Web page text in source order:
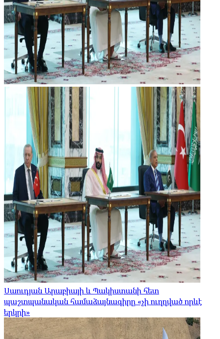
Սաուդյան Արաբիայի և Պակիստանի հետ
պաշտպանական համաձայնագիրը «չի ուղղված որևէ
երկրի»